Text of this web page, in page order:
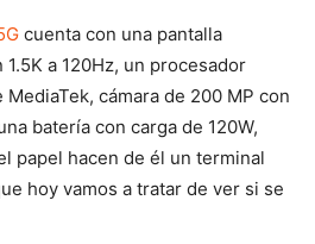
cuenta con una pantalla
a 120Hz, un procesador
cámara de 200 MP con
batería con carga de 120W,
papel hacen de él un terminal
hoy vamos a tratar de ver si se